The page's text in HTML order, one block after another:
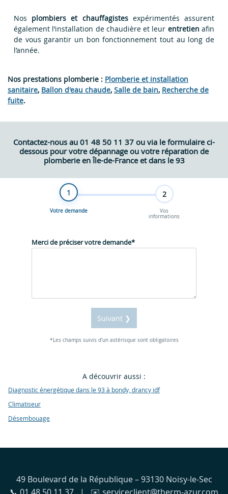
Nos plombiers et chauffagistesexpérimentés assurent
également l’installation de chaudière et leur entretien afin
de vous garantir un bon fonctionnement tout au long de
l’année.
Nos prestations plomberie : Plomberie et installation
sanitaire, Ballon d'eau chaude, Salle de bain, Recherche de
fuite.
Contactez-nous au 01 48 50 11 37 ou via le formulaire ci-
dessous pour votre dépannage ou votre réparation de
plomberie en Île-de-France et dans le 93
1
Votre demande
2
Vos
informations
Merci de préciser votre demande*
Suivant ❯
*Les champs suivis d'un astérisque sont obligatoires
A découvrir aussi :
Diagnostic énergétique dans le 93 à bondy, drancy idf
Climatiseur
Désembouage
49 Boulevard de la République – 93130 Noisy-le-Sec